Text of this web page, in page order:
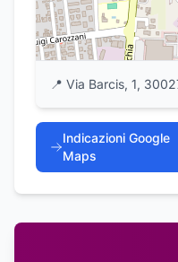
📍 Via Barcis, 1,
Indicazioni Google
Maps